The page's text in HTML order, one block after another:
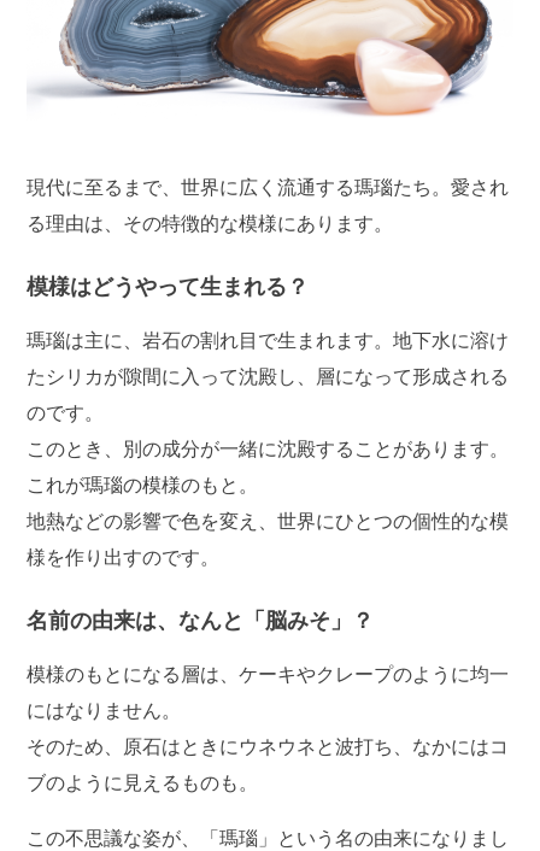
現代に至るまで、世界に広く流通する瑪瑙たち。愛され
る理由は、その特徴的な模様にあります。
模様はどうやって生まれる？
瑪瑙は主に、岩石の割れ目で生まれます。地下水に溶け
たシリカが隙間に入って沈殿し、層になって形成される
のです。
このとき、別の成分が一緒に沈殿することがあります。
これが瑪瑙の模様のもと。
地熱などの影響で色を変え、世界にひとつの個性的な模
様を作り出すのです。
名前の由来は、なんと「脳みそ」？
模様のもとになる層は、ケーキやクレープのように均一
にはなりません。
そのため、原石はときにウネウネと波打ち、なかにはコ
ブのように見えるものも。
この不思議な姿が、「瑪瑙」という名の由来になりまし